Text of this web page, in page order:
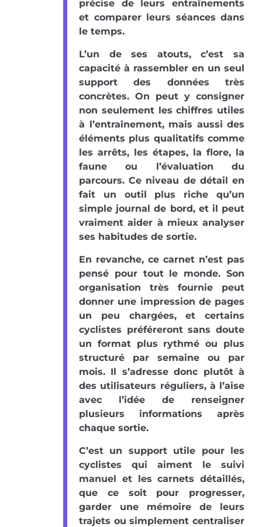
précise de leurs entraînements
et comparer leurs séances dans
le temps.
L’un de ses atouts, c’est sa
capacité à rassembler en un seul
support des données très
concrètes. On peut y consigner
non seulement les chiffres utiles
à l’entraînement, mais aussi des
éléments plus qualitatifs comme
les arrêts, les étapes, la flore, la
faune ou l’évaluation du
parcours. Ce niveau de détail en
fait un outil plus riche qu’un
simple journal de bord, et il peut
vraiment aider à mieux analyser
ses habitudes de sortie.
En revanche, ce carnet n’est pas
pensé pour tout le monde. Son
organisation très fournie peut
donner une impression de pages
un peu chargées, et certains
cyclistes préféreront sans doute
un format plus rythmé ou plus
structuré par semaine ou par
mois. Il s’adresse donc plutôt à
des utilisateurs réguliers, à l’aise
avec l’idée de renseigner
plusieurs informations après
chaque sortie.
C’est un support utile pour les
cyclistes qui aiment le suivi
manuel et les carnets détaillés,
que ce soit pour progresser,
garder une mémoire de leurs
trajets ou simplement centraliser